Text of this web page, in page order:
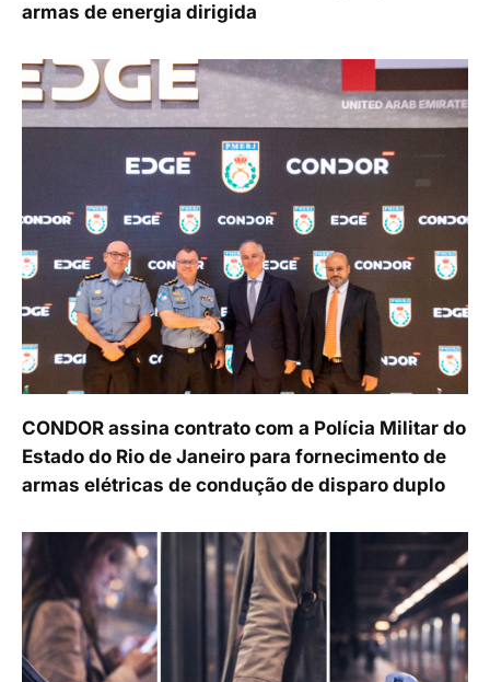
armas de energia dirigida
CONDOR assina contrato com a Polícia Militar do
Estado do Rio de Janeiro para fornecimento de
armas elétricas de condução de disparo duplo